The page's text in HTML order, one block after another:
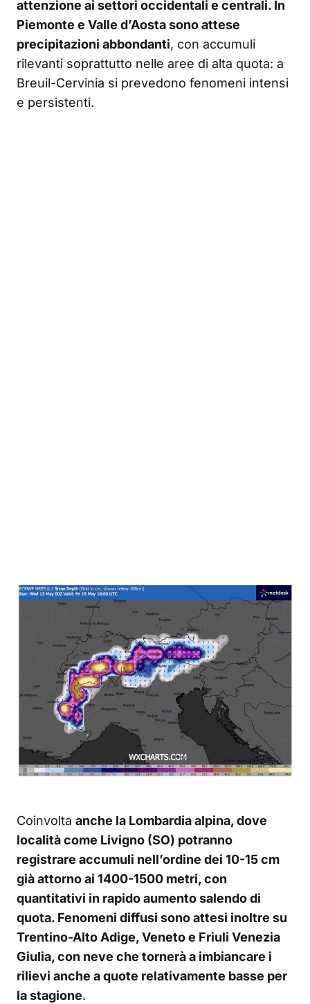
attenzione ai settori occidentali e centrali. In
Piemonte e Valle d’Aosta sono attese
precipitazioni abbondanti, con accumuli
rilevanti soprattutto nelle aree di alta quota: a
Breuil-Cervinia si prevedono fenomeni intensi
e persistenti.
Coinvolta anche la Lombardia alpina, dove
località come Livigno (SO) potranno
registrare accumuli nell’ordine dei 10-15 cm
già attorno ai 1400-1500 metri, con
quantitativi in rapido aumento salendo di
quota. Fenomeni diffusi sono attesi inoltre su
Trentino-Alto Adige, Veneto e Friuli Venezia
Giulia, con neve che tornerà a imbiancare i
rilievi anche a quote relativamente basse per
la stagione.